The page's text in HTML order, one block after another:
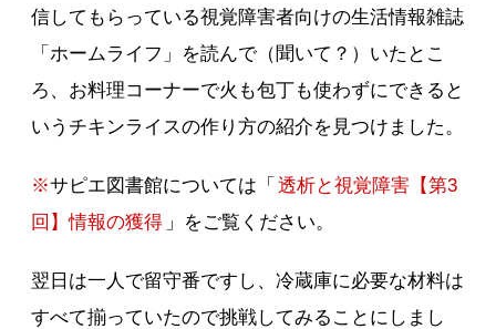
信してもらっている視覚障害者向けの生活情報雑誌
「ホームライフ」を読んで（聞いて？）いたとこ
ろ、お料理コーナーで火も包丁も使わずにできると
いうチキンライスの作り方の紹介を見つけました。
※サピエ図書館については「 透析と視覚障害【第3
回】情報の獲得 」をご覧ください。
翌日は一人で留守番ですし、冷蔵庫に必要な材料は
すべて揃っていたので挑戦してみることにしまし